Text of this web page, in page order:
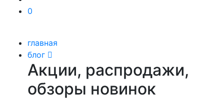
0
главная
блог
Акции, распродажи,
обзоры новинок